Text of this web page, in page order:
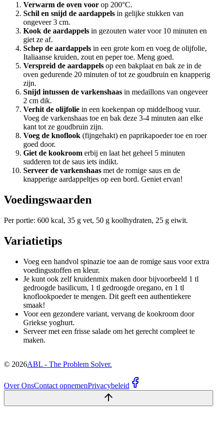
Verwarm de oven voor op 200°C.
Schil en snijd de aardappels in gelijke stukken van
ongeveer 3 cm.
Kook de aardappels in gezouten water voor 10 minuten en
giet ze af.
Schep de aardappels in een grote kom en voeg de olijfolie,
Italiaanse kruiden, zout en peper toe. Meng goed.
Verspreid de aardappels op een bakplaat en bak ze in de
oven gedurende 20 minuten of tot ze goudbruin en knapperig
zijn.
Snijd intussen de varkenshaas in medaillons van ongeveer
2 cm dik.
Verhit de olijfolie in een koekenpan op middelhoog vuur.
Voeg de varkenshaas toe en bak deze 3-4 minuten aan elke
kant tot ze goudbruin zijn.
Voeg de knoflook (fijngehakt) en paprikapoeder toe en roer
goed door.
Giet de kookroom erbij en laat het geheel 5 minuten
sudderen tot de saus iets indikt.
Serveer de varkenshaas met de romige saus en de
knapperige aardappeltjes op een bord. Geniet ervan!
Voedingswaarden
Per portie: 600 kcal, 35 g vet, 50 g koolhydraten, 25 g eiwit.
Variatietips
Voeg een handvol spinazie toe aan de romige saus voor extra
voedingsstoffen en kleur.
Je kunt ook zelf kruidenmix maken door bijvoorbeeld 1 tl
gedroogde basilicum, 1 tl gedroogde oregano, en 1 tl
knoflookpoeder te mengen. Dit geeft een authentiekere
smaak!
Voor een gezondere variant, vervang de kookroom door
Griekse yoghurt.
Serveer met een frisse salade om het gerecht compleet te
maken.
© 2026ABL - The Problem Solver.
Over OnsContact opnemenPrivacybeleid